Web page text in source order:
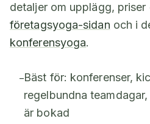
detaljer om upplägg,
företagsyoga-sidan och i
konferensyoga.
–Bäst för: konferenser,
regelbundna
är bokad